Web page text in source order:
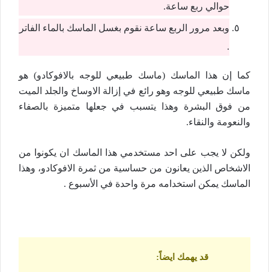
حوالي ربع ساعة.
وبعد مرور الربع ساعة نقوم بغسل الماسك بالماء الفاتر
.
كما إن هذا الماسك (ماسك طبيعي للوجه بالافوكادو) هو
ماسك طبيعي للوجه وهو رائع في إزالة الاوساخ والجلد الميت
من فوق البشرة وهذا يتسبب في جعلها متميزة بالصفاء
والنعومة والنقاء.
ولكن لا يجب على احد مستخدمي هذا الماسك ان يكونوا من
الاشخاص الذين يعانون من حساسية من ثمرة الافوكادو، وهذا
الماسك يمكن استخدامه مرة واحدة في الأسبوع .
قد يهمك ايضاً: